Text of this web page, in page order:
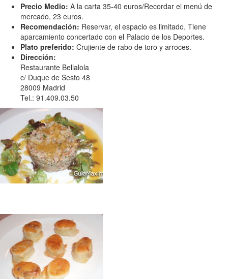
Precio Medio: A la carta 35-40 euros/Recordar el menú de
mercado, 23 euros.
Recomendación: Reservar, el espacio es limitado. Tiene
aparcamiento concertado con el Palacio de los Deportes.
Plato preferido: Crujiente de rabo de toro y arroces.
Dirección:
Restaurante Bellalola
c/ Duque de Sesto 48
28009 Madrid
Tel.: 91.409.03.50